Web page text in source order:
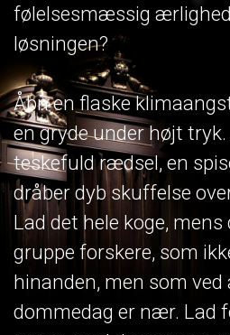
følelsesmæssig
løsningen?
Åbn en flaske
en gryde under højt
teskefuld rædsel, en
dråber dyb skuffelse
Lad det hele koge,
gruppe forskere, som
hinanden, men som ved
dommedag er nær. Lad